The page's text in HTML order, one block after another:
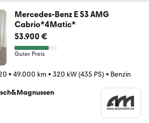
Mercedes-Benz E 53 AMG
Cabrio*4Matic*
53.900 €
Guter Preis
• 49.000 km • 320 kW (435 PS) • Benzin